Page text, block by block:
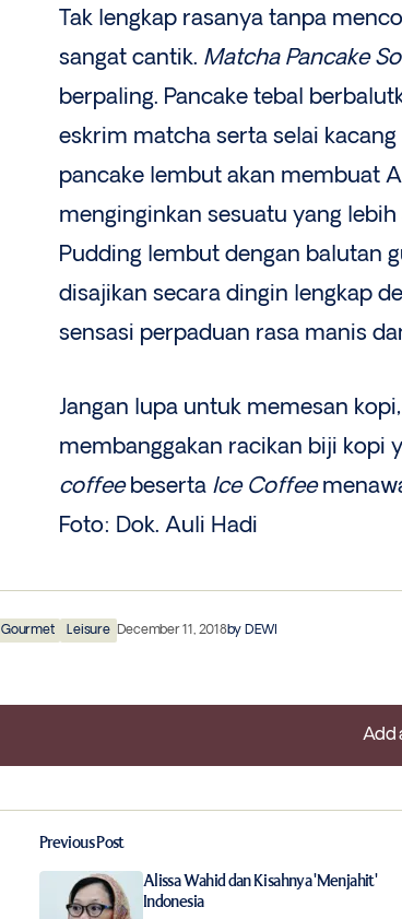
Tak lengkap rasanya tanpa
sangat cantik. Matcha Pancake
berpaling. Pancake tebal
eskrim matcha serta selai
pancake lembut akan membuat
menginginkan sesuatu yang lebih
Pudding lembut dengan balutan
disajikan secara dingin lengkap
sensasi perpaduan rasa manis
Jangan lupa untuk memesan
membanggakan racikan biji kopi
coffeebeserta Ice Coffee
Foto: Dok. Auli Hadi
Gourmet Leisure December 11, 2018by DEWI
Add
Add
Your email address will not be published.
Previous Post
Alissa Wahid dan Kisahnya 'Menjahit'
Indonesia